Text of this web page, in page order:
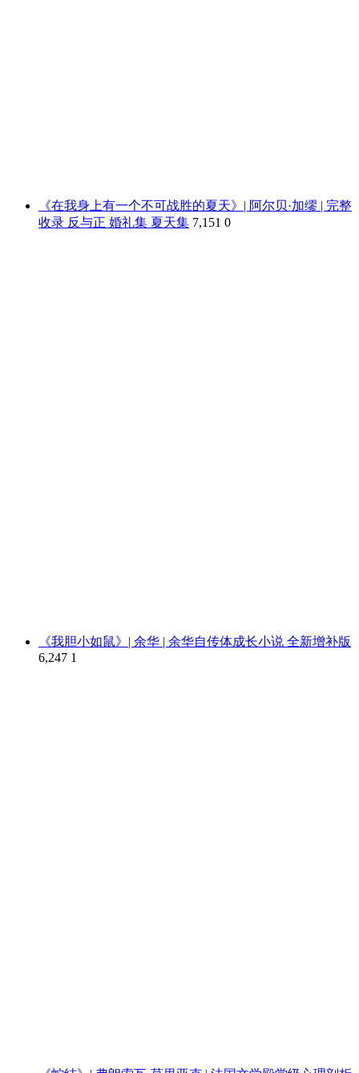
《在我身上有一个不可战胜的夏天》| 阿尔贝·加缪 | 完整
收录 反与正 婚礼集 夏天集 7,151 0
《我胆小如鼠》| 余华 | 余华自传体成长小说 全新增补版
6,247 1